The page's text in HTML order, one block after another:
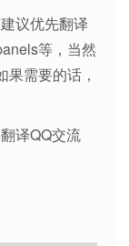
议优先翻译
等，当然
需要的话，
译QQ交流